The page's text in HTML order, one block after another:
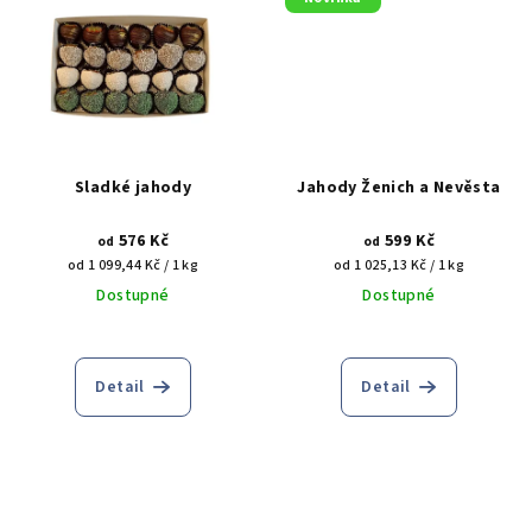
Sladké jahody
od 576 Kč
Měrná
cena:
od 1 099,44 Kč / 1 kg
Dostupné
Detail
Jahody Ženich a Nevěsta
od 599 Kč
Měrná
cena:
od 1 025,13 Kč / 1 kg
Dostupné
Detail